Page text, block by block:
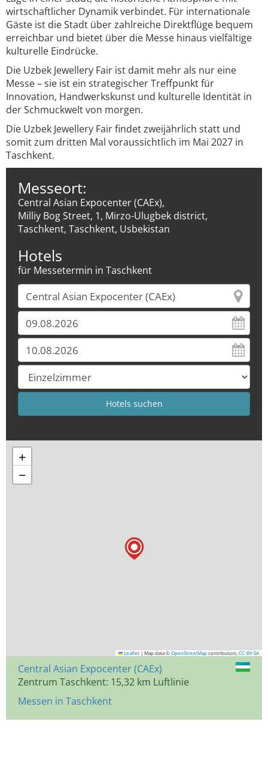
wirtschaftlicher Dynamik verbindet. Für internationale
Gäste ist die Stadt über zahlreiche Direktflüge bequem
erreichbar und bietet über die Messe hinaus vielfältige
kulturelle Eindrücke.
Die Uzbek Jewellery Fair ist damit mehr als nur eine
Messe – sie ist ein strategischer Treffpunkt für
Innovation, Handwerkskunst und kulturelle Identität in
der Schmuckwelt von morgen.
Die Uzbek Jewellery Fair findet zweijährlich statt und
somit zum dritten Mal voraussichtlich im Mai 2027 in
Taschkent.
Messeort:
Central Asian Expocenter (CAEx),
Milliy Bog Street, 1, Mirzo-Ulugbek district,
Taschkent, Taschkent, Usbekistan
Hotels
für Messetermin in Taschkent
+
−
Leaflet | Map data © OpenStreetMap contributors, CC-BY-SA
Central Asian Expocenter (CAEx)
Zentrum Taschkent: 15,32 km Luftlinie
Messen in Taschkent